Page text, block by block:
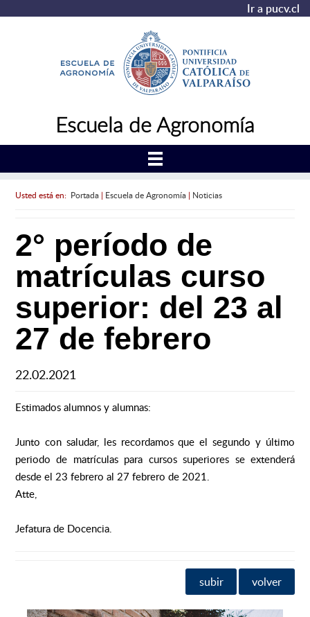
Ir a pucv.cl
Escuela de Agronomía
Usted está en: Portada| Escuela de Agronomía| Noticias
2° período de
matrículas curso
superior: del 23 al
27 de febrero
22.02.2021
Estimados alumnos y alumnas:
Junto con saludar, les recordamos que el segundo y último
periodo de matrículas para cursos superiores se extenderá
desde el 23 febrero al 27 febrero de 2021.
Atte,
Jefatura de Docencia.
subir volver